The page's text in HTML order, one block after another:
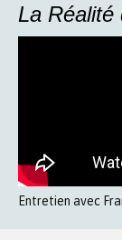
La Réalité
Entretien avec